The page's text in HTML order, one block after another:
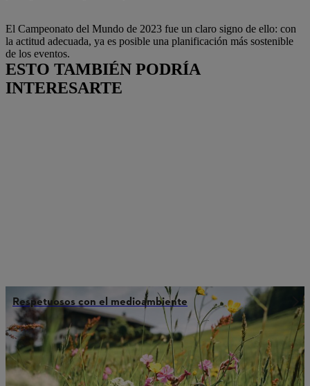
El Campeonato del Mundo de 2023 fue un claro signo de ello: con
la actitud adecuada, ya es posible una planificación más sostenible
de los eventos.
ESTO TAMBIÉN PODRÍA
INTERESARTE
Respetuosos con el medioambiente